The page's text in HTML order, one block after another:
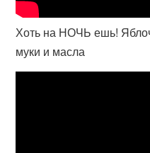
Хоть на НОЧЬ ешь!
муки и масла